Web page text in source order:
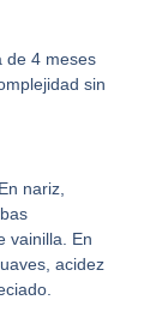
de 4 meses
sin
nariz,
vainilla. En
acidez